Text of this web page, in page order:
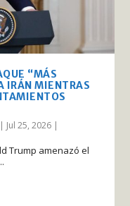
“MÁS
IRÁN MIENTRAS
| Jul 25, 2026 |
Trump amenazó el